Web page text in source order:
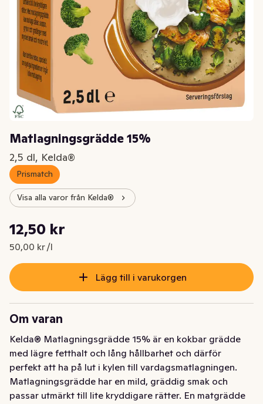
Matlagningsgrädde 15%
2,5 dl, Kelda®
Prismatch
Visa alla varor från Kelda®
Nuvarande pris är: 12,50 kr
12,50 kr
50,00 kr /l
Styckpris: 50,00 kr /l
Lägg till i varukorgen
Om varan
Kelda® Matlagningsgrädde 15% är en kokbar grädde
med lägre fetthalt och lång hållbarhet och därför
perfekt att ha på lut i kylen till vardagsmatlagningen.
Matlagningsgrädde har en mild, gräddig smak och
passar utmärkt till lite kryddigare rätter. En matgrädde